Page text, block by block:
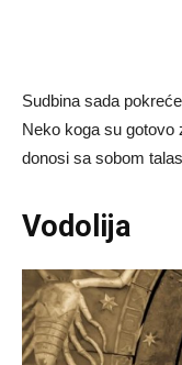
Sudbina sada
Neko koga su gotovo
donosi sa sobom
Vodolija